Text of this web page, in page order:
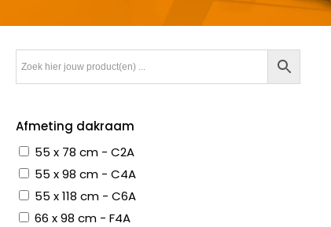
Afmeting dakraam
55 x 78 cm - C2A
55 x 98 cm - C4A
55 x 118 cm - C6A
66 x 98 cm - F4A